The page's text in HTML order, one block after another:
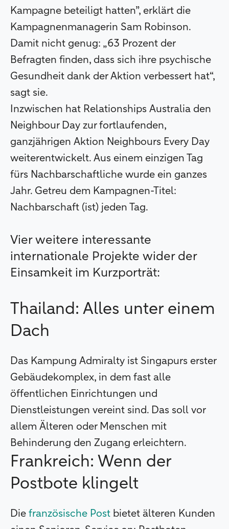
Kampagne beteiligt hatten”, erklärt die
Kampagnenmanagerin Sam Robinson.
Damit nicht genug: „63 Prozent der
Befragten finden, dass sich ihre psychische
Gesundheit dank der Aktion verbessert hat“,
sagt sie.
Inzwischen hat Relationships Australia den
Neighbour Day zur fortlaufenden,
ganzjährigen Aktion Neighbours Every Day
weiterentwickelt. Aus einem einzigen Tag
fürs Nachbarschaftliche wurde ein ganzes
Jahr. Getreu dem Kampagnen-Titel:
Nachbarschaft (ist) jeden Tag.
Vier weitere interessante
internationale Projekte wider der
Einsamkeit im Kurzporträt:
Thailand: Alles unter einem
Dach
Das Kampung Admiralty ist Singapurs erster
Gebäudekomplex, in dem fast alle
öffentlichen Einrichtungen und
Dienstleistungen vereint sind. Das soll vor
allem Älteren oder Menschen mit
Behinderung den Zugang erleichtern.
Frankreich: Wenn der
Postbote klingelt
Die französische Post bietet älteren Kunden